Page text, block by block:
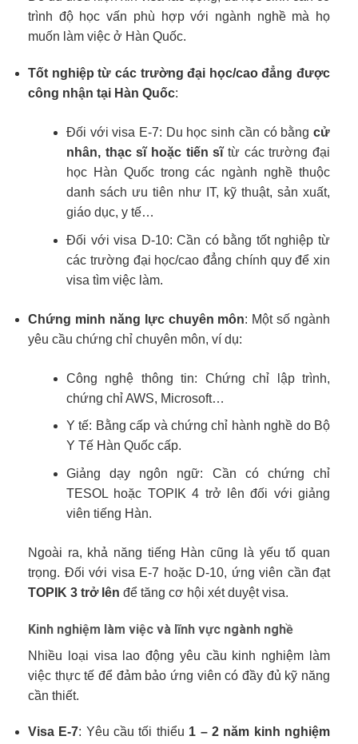
trình độ học vấn phù hợp với ngành nghề mà họ
muốn làm việc ở Hàn Quốc.
Tốt nghiệp từ các trường đại học/cao đẳng được
công nhận tại Hàn Quốc:
Đối với visa E-7: Du học sinh cần có bằng cử
nhân, thạc sĩ hoặc tiến sĩtừ các trường đại
học Hàn Quốc trong các ngành nghề thuộc
danh sách ưu tiên như IT, kỹ thuật, sản xuất,
giáo dục, y tế…
Đối với visa D-10: Cần có bằng tốt nghiệp từ
các trường đại học/cao đẳng chính quy để xin
visa tìm việc làm.
Chứng minh năng lực chuyên môn: Một số ngành
yêu cầu chứng chỉ chuyên môn, ví dụ:
Công nghệ thông tin: Chứng chỉ lập trình,
chứng chỉ AWS, Microsoft…
Y tế: Bằng cấp và chứng chỉ hành nghề do Bộ
Y Tế Hàn Quốc cấp.
Giảng dạy ngôn ngữ: Cần có chứng chỉ
TESOL hoặc TOPIK 4 trở lên đối với giảng
viên tiếng Hàn.
Ngoài ra, khả năng tiếng Hàn cũng là yếu tố quan
trọng. Đối với visa E-7 hoặc D-10, ứng viên cần đạt
TOPIK 3 trở lên để tăng cơ hội xét duyệt visa.
Kinh nghiệm làm việc và lĩnh vực ngành nghề
Nhiều loại visa lao động yêu cầu kinh nghiệm làm
việc thực tế để đảm bảo ứng viên có đầy đủ kỹ năng
cần thiết.
Visa E-7: Yêu cầu tối thiểu 1 – 2 năm kinh nghiệm